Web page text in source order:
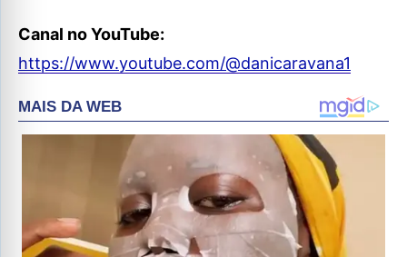
Canal no YouTube:
https://www.youtube.com/@danicaravana1